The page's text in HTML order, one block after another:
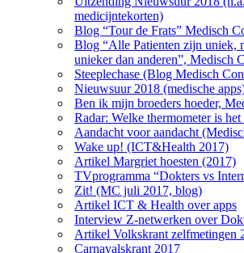
medicijntekorten)
Blog “Tour de Frats” Medisch
Blog “Alle Patienten zijn uniek,
unieker dan anderen”, Medisch
Steeplechase (Blog Medisch
Nieuwsuur 2018 (medische
Ben ik mijn broeders hoeder,
Radar: Welke thermometer is het
Aandacht voor aandacht
Wake up! (ICT&Health 2017)
Artikel Margriet hoesten (2017)
TVprogramma “Dokters vs
Zit! (MC juli 2017, blog)
Artikel ICT & Health over apps
Interview Z-netwerken over
Artikel Volkskrant zelfmetingen
Carnavalskrant 2017